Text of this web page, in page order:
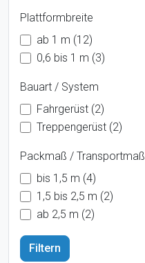
Plattformbreite
ab 1 m (12)
0,6 bis 1 m (3)
Bauart / System
Fahrgerüst (2)
Treppengerüst (2)
Packmaß / Transportmaß
bis 1,5 m (4)
1,5 bis 2,5 m (2)
ab 2,5 m (2)